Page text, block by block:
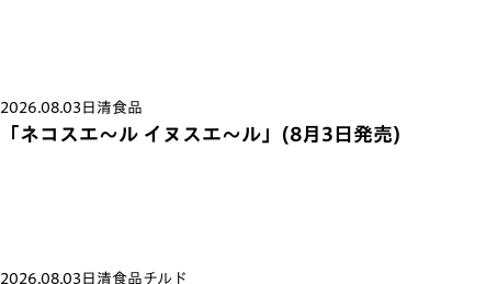
2026.08.03 日清食品
「ネコスエ～ル イヌスエ～ル」(8月3日発売)
2026.08.03 日清食品チルド